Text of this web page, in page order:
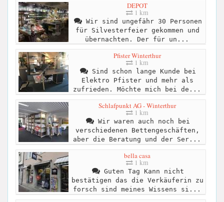
DEPOT
1 km
Wir sind ungefähr 30 Personen
für Silvesterfeier gekommen und
übernachten. Der für un...
Pfister Winterthur
1 km
Sind schon lange Kunde bei
Elektro Pfister und mehr als
zufrieden. Möchte mich bei de...
Schlafpunkt AG - Winterthur
1 km
Wir waren auch noch bei
verschiedenen Bettengeschäften,
aber die Beratung und der Ser...
bella casa
1 km
Guten Tag Kann nicht
bestätigen das die Verkäuferin zu
forsch sind meines Wissens si...